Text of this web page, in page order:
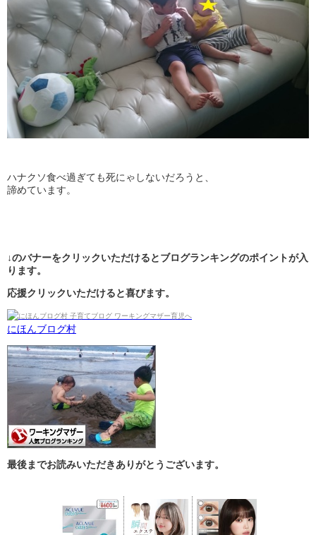
ハナクソ食べ過ぎても死にゃしないだろうと、
諦めています。
↓のバナーをクリックいただけるとブログランキングのポイントが入
ります。
応援クリックいただけると喜びます。
にほんブログ村
最後までお読みいただきありがとうございます。